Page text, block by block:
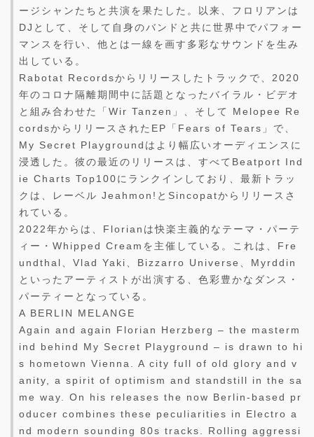
ージシャンたちと共演を果たした。以来、フロリアンは
DJとして、そして自身のバンドと共に世界中でパフォー
マンスを行い、他とは一線を画す多彩なサウンドを生み
出している。
Rabotat Recordsからリリースしたトラックで、2020
年のコロナ隔離期間中に話題となったバイラル・ビデオ
と組み合わせた「Wir Tanzen」、そして Melopee Re
cordsからリリースされたEP「Fears of Tears」で、
My Secret Playgroundはより幅広いオーディエンスに
浸透した。彼の最近のリリースは、すべてBeatport Ind
ie Charts Top100にランクインしており、最新トラッ
クは、レーベル Jeahmon!とSincopatからリリースさ
れている。
2022年からは、Florianは快楽主義的なテーマ・パーテ
ィー・Whipped Creamを主催している。これは、Fre
undthal、Vlad Yaki、Bizzarro Universe、Myrddin
といったアーティストが出演する、色彩豊かなダンス・
パーティーとなっている。
A BERLIN MELANGE
Again and again Florian Herzberg – the masterm
ind behind My Secret Playground – is drawn to hi
s hometown Vienna. A city full of old glory and v
anity, a spirit of optimism and standstill in the sa
me way. On his releases the now Berlin-based pr
oducer combines these peculiarities in Electro a
nd modern sounding 80s tracks. Rolling aggressi